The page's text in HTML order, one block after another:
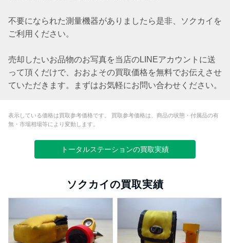
不要になられた測量機器がありましたら是非、ソクカイを
ご利用ください。
売却したいお品物のお写真を当店のLINEアカウントに送
って頂くだけで、おおよその買取価格を無料でお伝えさせ
ていただきます。まずはお気軽にお問い合わせください。
表示している価格は買取参考価格です。 買取参考価格は、商品の状態・付属品の有
無・市場相場等により変動します。
トータルステーションの買取実績
ソクカイの買取実績